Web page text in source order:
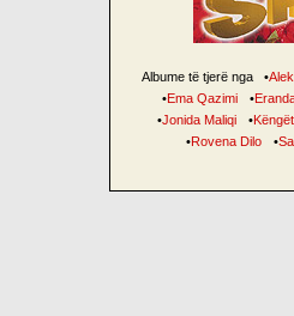
Albume të tjerë nga •
•Ema Qazimi •
•Jonida Maliqi •
•Rovena Dilo •